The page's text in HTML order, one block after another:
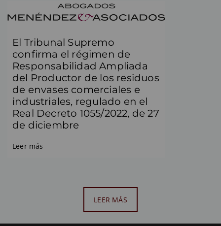
El Tribunal Supremo
confirma el régimen de
Responsabilidad Ampliada
del Productor de los residuos
de envases comerciales e
industriales, regulado en el
Real Decreto 1055/2022, de 27
de diciembre
Leer más
LEER MÁS